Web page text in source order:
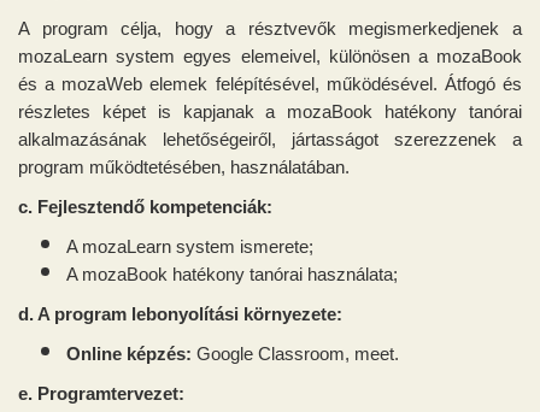
A program célja, hogy a résztvevők megismerkedjenek a
mozaLearn system egyes elemeivel, különösen a mozaBook
és a mozaWeb elemek felépítésével, működésével. Átfogó és
részletes képet is kapjanak a mozaBook hatékony tanórai
alkalmazásának lehetőségeiről, jártasságot szerezzenek a
program működtetésében, használatában.
c. Fejlesztendő kompetenciák:
A mozaLearn system ismerete;
A mozaBook hatékony tanórai használata;
d. A program lebonyolítási környezete:
Online képzés: Google Classroom, meet.
e. Programtervezet: